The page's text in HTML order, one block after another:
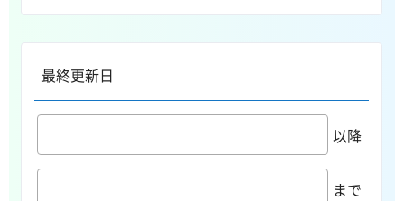
最終更新日
以降
まで